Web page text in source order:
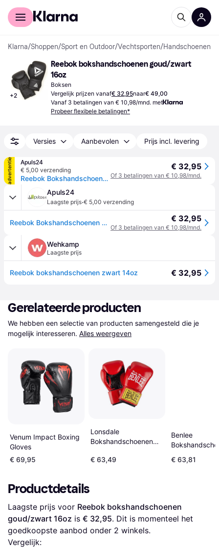
Voor shoppers
Klarna/Shoppen/Sport en Outdoor/Vechtsporten/Handschoenen
+2
Reebok bokshandschoenen goud/zwart
16oz
Boksen
Vergelijk prijzen vanaf€ 32,95naar€ 49,00
Vanaf 3 betalingen van € 10,98/mnd. met
Probeer flexibele betalingen*
Versies Aanbevolen Prijs incl. levering
advertentie
Apuls24
€ 5,00 verzending
Reebok Bokshandschoenen Beginner - Zwart 14 oz
€ 32,95
Of 3 betalingen van € 10,98/mnd.
Apuls24
Laagste prijs·€ 5,00 verzending
Reebok Bokshandschoenen Beginner - Zwart 14 oz € 32,95
Of 3 betalingen van € 10,98/mnd.
Wehkamp
Laagste prijs
Reebok bokshandschoenen zwart 14oz € 32,95
Gerelateerde producten
We hebben een selectie van producten samengesteld die je
mogelijk interesseren. Alles weergeven
Venum Impact Boxing
Gloves
€ 69,95
Lonsdale
Bokshandschoenen
€ 63,49
Benlee
€ 63,81
Productdetails
Laagste prijs voor Reebok bokshandschoenen
goud/zwart 16oz is € 32,95. Dit is momenteel het
goedkoopste aanbod onder 2 winkels.
Vergelijk: